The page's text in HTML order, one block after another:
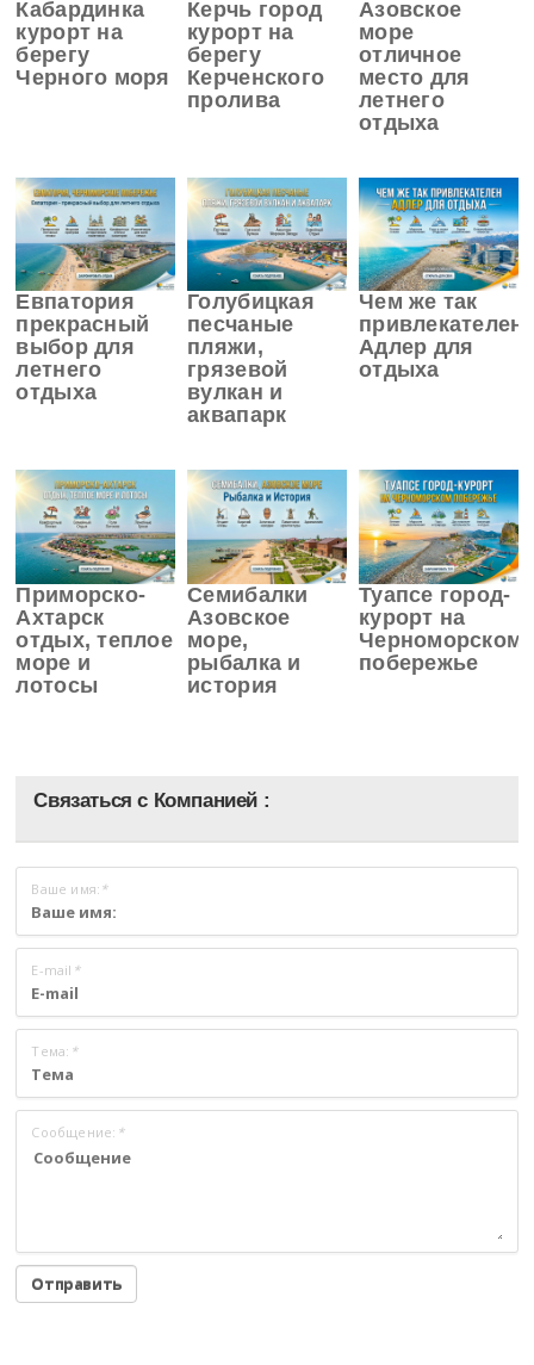
Кабардинка
курорт на
берегу
Черного моря
Керчь город
курорт на
берегу
Керченского
пролива
Азовское
море
отличное
место для
летнего
отдыха
Евпатория
прекрасный
выбор для
летнего
отдыха
Голубицкая
песчаные
пляжи,
грязевой
вулкан и
аквапарк
Чем же так
привлекателен
Адлер для
отдыха
Приморско-
Ахтарск
отдых, теплое
море и
лотосы
Семибалки
Азовское
море,
рыбалка и
история
Туапсе город-
курорт на
Черноморском
побережье
Связаться с Компанией :
Ваше имя: *
E-mail *
Тема: *
Сообщение: *